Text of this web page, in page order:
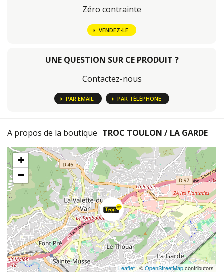
Zéro contrainte
VENDEZ-LE
UNE QUESTION SUR CE PRODUIT ?
Contactez-nous
PAR EMAIL PAR TÉLÉPHONE
A propos de la boutique TROC TOULON / LA GARDE
+
−
Leaflet| ©OpenStreetMapcontributors